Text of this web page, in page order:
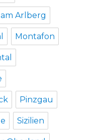
Arlberg
Montafon
Pinzgau
Sizilien